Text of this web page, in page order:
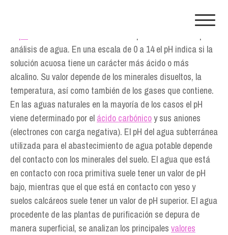
pH
es una de las medidas más importantes de cualquier
análisis de agua. En una escala de 0 a 14 el pH indica si la
solución acuosa tiene un carácter más ácido o más
alcalino. Su valor depende de los minerales disueltos, la
temperatura, así como también de los gases que contiene.
En las aguas naturales en la mayoría de los casos el pH
viene determinado por el ácido carbónicoy sus aniones
(electrones con carga negativa). El pH del agua subterránea
utilizada para el abastecimiento de agua potable depende
del contacto con los minerales del suelo. El agua que está
en contacto con roca primitiva suele tener un valor de pH
bajo, mientras que el que está en contacto con yeso y
suelos calcáreos suele tener un valor de pH superior. El agua
procedente de las plantas de purificación se depura de
manera superficial, se analizan los principales valores